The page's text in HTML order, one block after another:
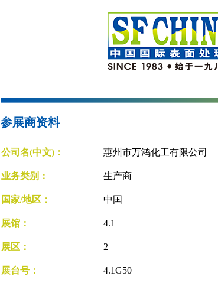
参展商资料
公司名(中文)： 惠州市万鸿化工有限公司
业务类别： 生产商
国家/地区： 中国
展馆： 4.1
展区： 2
展台号： 4.1G50